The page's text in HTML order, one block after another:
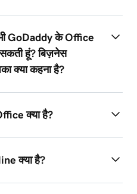
GoDaddy के Office
हूं? बिज़नेस
क्या कहना है?
क्या है?
क्या है?